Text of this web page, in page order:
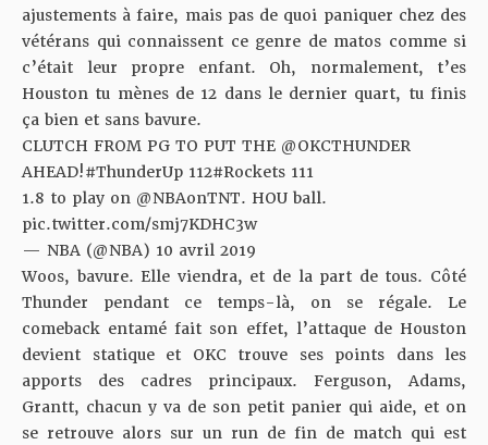
ajustements à faire, mais pas de quoi paniquer chez des
vétérans qui connaissent ce genre de matos comme si
c’était leur propre enfant. Oh, normalement, t’es
Houston tu mènes de 12 dans le dernier quart, tu finis
ça bien et sans bavure.
CLUTCH FROM PG TO PUT THE @OKCTHUNDER
AHEAD!#ThunderUp 112#Rockets 111
1.8 to play on @NBAonTNT. HOU ball.
pic.twitter.com/smj7KDHC3w
— NBA (@NBA) 10 avril 2019
Woos, bavure. Elle viendra, et de la part de tous. Côté
Thunder pendant ce temps-là, on se régale. Le
comeback entamé fait son effet, l’attaque de Houston
devient statique et OKC trouve ses points dans les
apports des cadres principaux. Ferguson, Adams,
Grantt, chacun y va de son petit panier qui aide, et on
se retrouve alors sur un run de fin de match qui est